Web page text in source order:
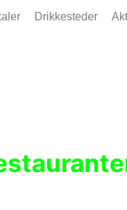
Drikkesteder